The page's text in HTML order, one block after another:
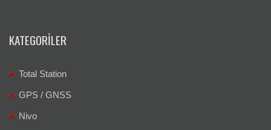
KATEGORILER
Total Station
GPS / GNSS
Nivo